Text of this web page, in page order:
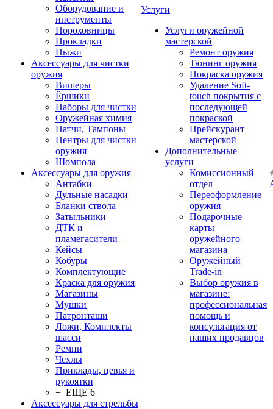
Оборудование и
инструменты
Пороховницы
Прокладки
Пыжи
Аксессуары для чистки
оружия
Вишеры
Ёршики
Наборы для чистки
Оружейная химия
Патчи, Тампоны
Центры для чистки
оружия
Шомпола
Аксессуары для оружия
Антабки
Дульные насадки
Бланки ствола
Затыльники
ДТК и
пламегасители
Кейсы
Кобуры
Комплектующие
Краска для оружия
Магазины
Мушки
Патронташи
Ложи, Комплекты
шасси
Ремни
Чехлы
Приклады, цевья и
рукоятки
+ ЕЩЕ 6
Аксессуары для стрельбы
Услуги
Услуги оружейной
мастерской
Ремонт оружия
Тюнинг оружия
Покраска оружия
Удаление Soft-
touch покрытия с
последующей
покраской
Прейскурант
мастерской
Дополнительные
услуги
Комиссионный
отдел
Переоформление
оружия
Подарочные
карты
оружейного
магазина
Оружейный
Trade-in
Выбор оружия в
магазине:
профессиональная
помощь и
консультация от
наших продавцов